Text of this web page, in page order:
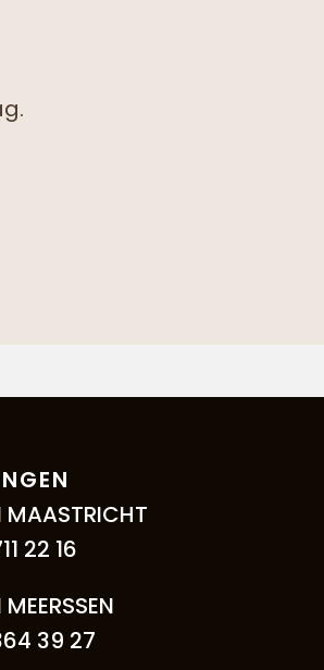
MAASTRICHT
22 16
39 27